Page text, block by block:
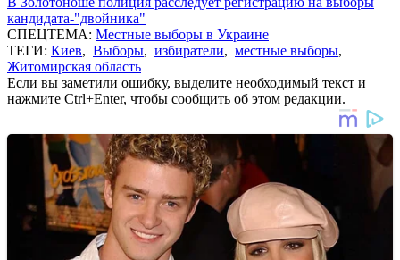
кандидата-"двойника"
СПЕЦТЕМА: Местные выборы в Украине
ТЕГИ: Киев, Выборы, избиратели, местные выборы,
Житомирская область
Если вы заметили ошибку, выделите необходимый текст и
нажмите Ctrl+Enter, чтобы сообщить об этом редакции.